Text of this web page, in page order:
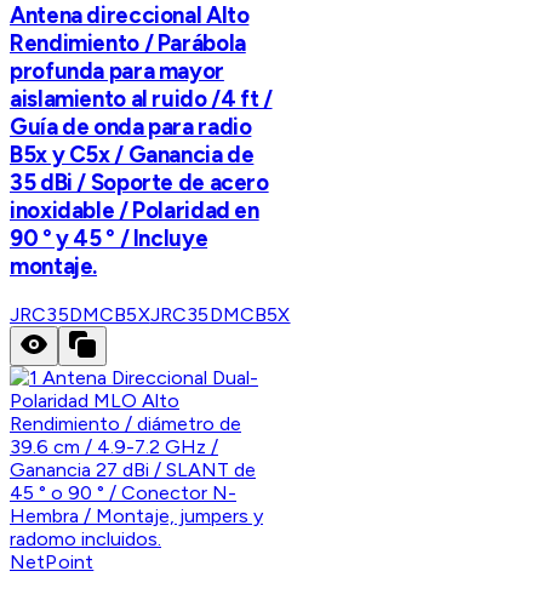
Antena direccional Alto
Rendimiento / Parábola
profunda para mayor
aislamiento al ruido /4 ft /
Guía de onda para radio
B5x y C5x / Ganancia de
35 dBi / Soporte de acero
inoxidable / Polaridad en
90 ° y 45 ° / Incluye
montaje.
JRC35DMCB5XJRC35DMCB5X
NetPoint